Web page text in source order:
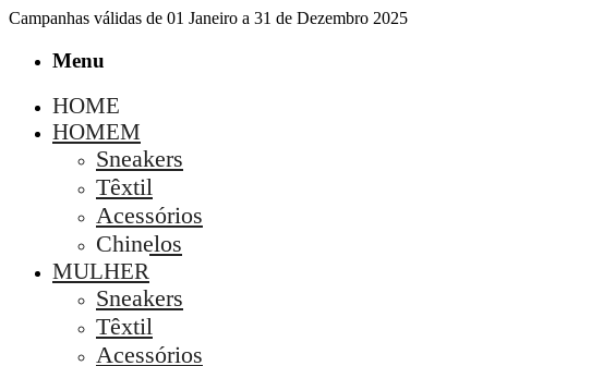
Campanhas válidas de 01 Janeiro a 31 de Dezembro 2025
Menu
HOME
HOMEM
Sneakers
Têxtil
Acessórios
Chinelos
MULHER
Sneakers
Têxtil
Acessórios